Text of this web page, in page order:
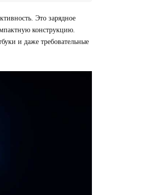
Это зарядное
конструкцию.
и даже требовательные